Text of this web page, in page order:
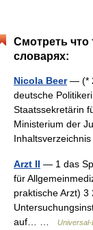
Смотреть что
словарях:
Nicola Beer— (*
deutsche
Staatssekretärin
Ministerium der
Arzt II — 1 das
für
praktische Arzt)
auf… …